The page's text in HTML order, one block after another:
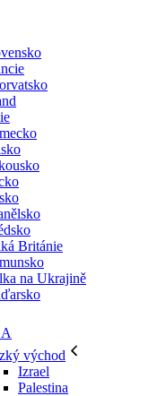
Británie
na Ukrajině
východ
Izrael
Palestina